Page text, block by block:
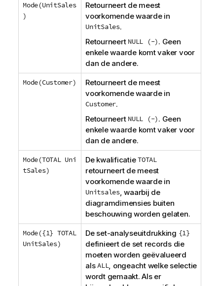
Mode(UnitSales
)
Retourneert de meest
voorkomende waarde in
UnitSales.
Retourneert NULL (-). Geen
enkele waarde komt vaker voor
dan de andere.
Mode(Customer)
Retourneert de meest
voorkomende waarde in
Customer.
Retourneert NULL (-). Geen
enkele waarde komt vaker voor
dan de andere.
Mode(TOTAL Uni
tSales)
De kwalificatieTOTAL
retourneert de meest
voorkomende waarde in
Unitsales, waarbij de
diagramdimensies buiten
beschouwing worden gelaten.
Mode({1} TOTAL
UnitSales)
De set-analyseuitdrukking {1}
definieert de set records die
moeten worden geëvalueerd
alsALL, ongeacht welke selectie
wordt gemaakt. Als er